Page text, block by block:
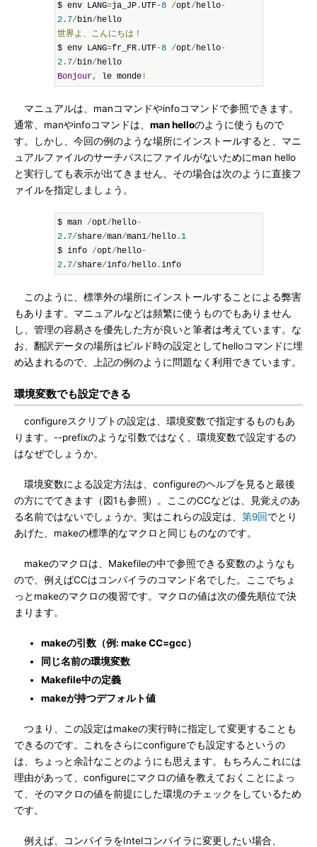
$ env LANG=ja_JP.UTF-8 /opt/hello-
2.7/bin/
hello
世界よ、こんにちは！
$ env LANG=fr_FR.UTF-8 /opt/hello-
2.7/bin/
hello
Bonjour, le monde!
マニュアルは、manコマンドやinfoコマンドで参照できます。
通常、manやinfoコマンドは、 man helloのように使うもので
す。しかし、今回の例のような場所にインストールすると、マニ
ュアルファイルのサーチパスにファイルがないためにman hello
と実行しても表示が出てきません。その場合は次のように直接フ
ァイルを指定しましょう。
$ man /opt/hello-
2.7/share/man/man1/hello.1
$ info /opt/hello-
2.7/share/info/hello.info
このように、標準外の場所にインストールすることによる弊害
もあります。マニュアルなどは頻繁に使うものでもありません
し、管理の容易さを優先した方が良いと筆者は考えています。な
お、翻訳データの場所はビルド時の設定としてhelloコマンドに埋
め込まれるので、上記の例のように問題なく利用できています。
環境変数でも設定できる
configureスクリプトの設定は、環境変数で指定するものもあ
ります。--prefixのような引数ではなく、環境変数で設定するの
はなぜでしょうか。
環境変数による設定方法は、configureのヘルプを見ると最後
の方にでてきます（図1も参照）。ここのCCなどは、見覚えのあ
る名前ではないでしょうか。実はこれらの設定は、 第9回でとり
あげた、makeの標準的なマクロと同じものなのです。
makeのマクロは、Makefileの中で参照できる変数のようなも
ので、例えばCCはコンパイラのコマンド名でした。ここでちょ
っとmakeのマクロの復習です。マクロの値は次の優先順位で決
まります。
makeの引数（例: make CC=gcc）
同じ名前の環境変数
Makefile中の定義
makeが持つデフォルト値
つまり、この設定はmakeの実行時に指定して変更することも
できるのです。これをさらにconfigureでも設定するというの
は、ちょっと余計なことのようにも思えます。もちろんこれには
理由があって、configureにマクロの値を教えておくことによっ
て、そのマクロの値を前提にした環境のチェックをしているため
です。
例えば、コンパイラをIntelコンパイラに変更したい場合、